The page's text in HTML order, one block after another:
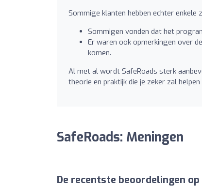
Sommige klanten hebben echter enkele
Sommigen vonden dat het
Er waren ook opmerkingen over
komen.
Al met al wordt SafeRoads sterk
theorie en praktijk die je zeker zal
SafeRoads: Meningen
De recentste beoordelingen op